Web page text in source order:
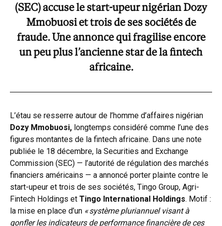
(SEC) accuse le start-upeur nigérian Dozy
Mmobuosi et trois de ses sociétés de
fraude. Une annonce qui fragilise encore
un peu plus l’ancienne star de la fintech
africaine.
L’étau se resserre autour de l’homme d’affaires nigérian
Dozy Mmobuosi, longtemps considéré comme l’une des
figures montantes de la fintech africaine. Dans une note
publiée le 18 décembre, la Securities and Exchange
Commission (SEC) — l’autorité de régulation des marchés
financiers américains — a annoncé porter plainte contre le
start-upeur et trois de ses sociétés, Tingo Group, Agri-
Fintech Holdings et Tingo International Holdings. Motif :
la mise en place d’un « système pluriannuel visant à
gonfler les indicateurs de performance financière de ces